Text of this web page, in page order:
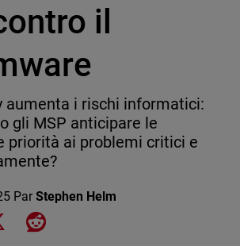
il
aumenta i rischi informatici:
gli MSP anticipare le
priorità ai problemi critici e
Par Stephen Helm
on Facebook
Share on XShare on Reddit